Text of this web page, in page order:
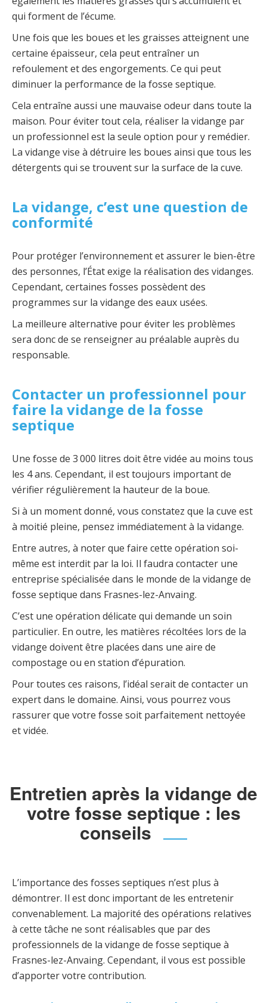
qui forment de l’écume.
Une fois que les boues et les graisses atteignent une
certaine épaisseur, cela peut entraîner un
refoulement et des engorgements. Ce qui peut
diminuer la performance de la fosse septique.
Cela entraîne aussi une mauvaise odeur dans toute la
maison. Pour éviter tout cela, réaliser la vidange par
un professionnel est la seule option pour y remédier.
La vidange vise à détruire les boues ainsi que tous les
détergents qui se trouvent sur la surface de la cuve.
La vidange, c’est une question de
conformité
Pour protéger l’environnement et assurer le bien-être
des personnes, l’État exige la réalisation des vidanges.
Cependant, certaines fosses possèdent des
programmes sur la vidange des eaux usées.
La meilleure alternative pour éviter les problèmes
sera donc de se renseigner au préalable auprès du
responsable.
Contacter un professionnel pour
faire la vidange de la fosse
septique
Une fosse de 3 000 litres doit être vidée au moins tous
les 4 ans. Cependant, il est toujours important de
vérifier régulièrement la hauteur de la boue.
Si à un moment donné, vous constatez que la cuve est
à moitié pleine, pensez immédiatement à la vidange.
Entre autres, à noter que faire cette opération soi-
même est interdit par la loi. Il faudra contacter une
entreprise spécialisée dans le monde de la vidange de
fosse septique dans Frasnes-lez-Anvaing.
C’est une opération délicate qui demande un soin
particulier. En outre, les matières récoltées lors de la
vidange doivent être placées dans une aire de
compostage ou en station d’épuration.
Pour toutes ces raisons, l’idéal serait de contacter un
expert dans le domaine. Ainsi, vous pourrez vous
rassurer que votre fosse soit parfaitement nettoyée
et vidée.
Entretien après la vidange de
votre fosse septique : les
conseils
L’importance des fosses septiques n’est plus à
démontrer. Il est donc important de les entretenir
convenablement. La majorité des opérations relatives
à cette tâche ne sont réalisables que par des
professionnels de la vidange de fosse septique à
Frasnes-lez-Anvaing. Cependant, il vous est possible
d’apporter votre contribution.